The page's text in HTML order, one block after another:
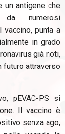
antigene che
da numerosi
vaccino, punta a
in grado
già noti,
futuro attraverso
pEVAC-PS si
Il vaccino è
senza ago,